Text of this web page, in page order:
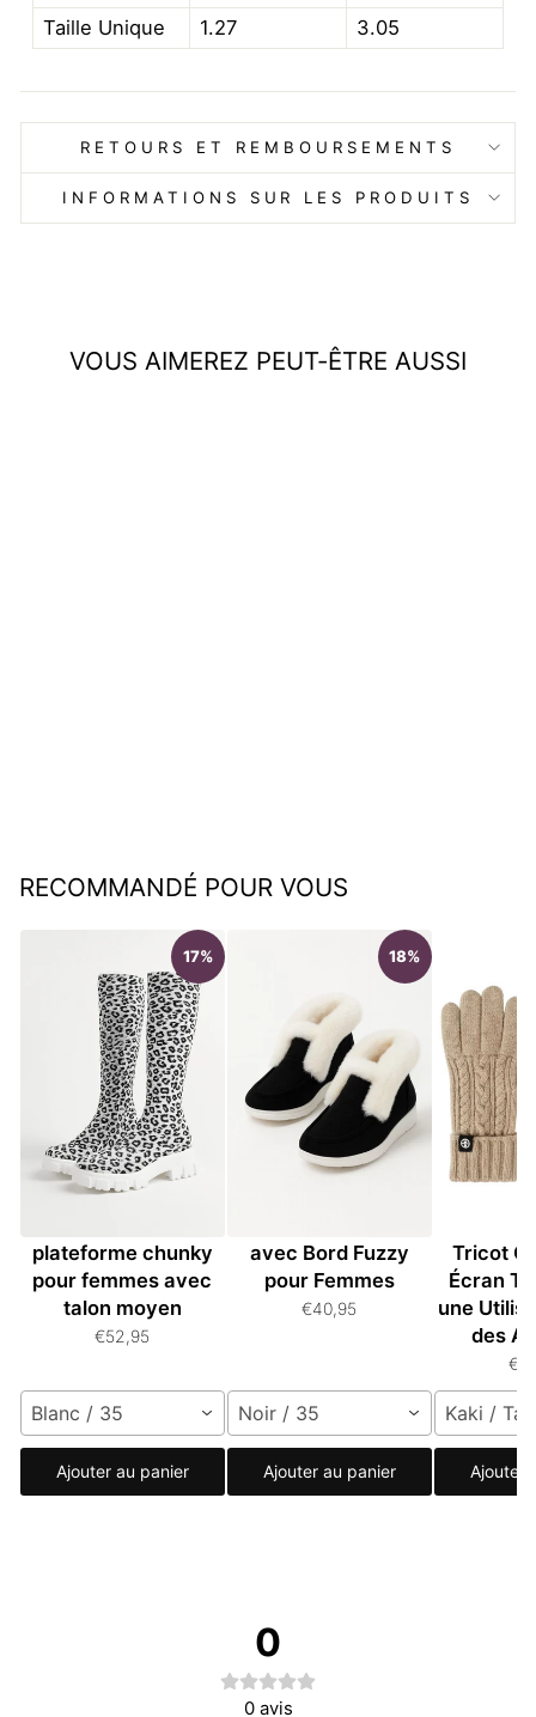
Taille Unique
1.27 3.05
RETOURS ET REMBOURSEMENTS
INFORMATIONS SUR LES PRODUITS
VOUS AIMEREZ PEUT-ÊTRE AUSSI
RECOMMANDÉ POUR VOUS
17%
plateforme chunky
pour femmes avec
talon moyen
€52,95
Blanc / 35
Ajouter au panier
18%
avec Bord Fuzzy
pour Femmes
€40,95
Noir / 35
Ajouter au panier
Tricot
Écran
une
des
Kaki /
Ajouter
0
0 avis